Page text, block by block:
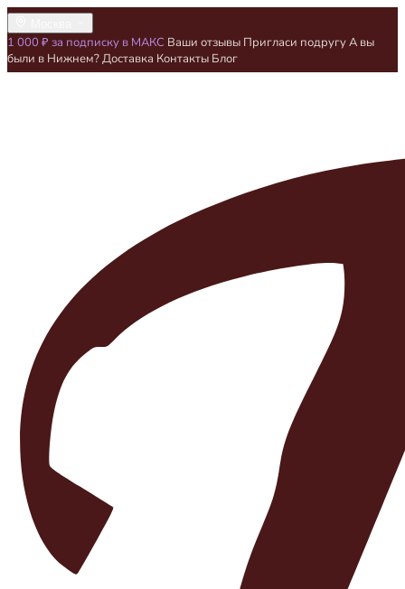
1 000 ₽ за подписку в МАКС Ваши отзывы Пригласи подругуА вы
были в Нижнем?Доставка Контакты Блог